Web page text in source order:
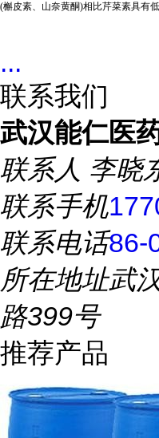
(槲皮素、山奈黄酮)相比芹菜素具有
...
联系我们
武汉能仁医
联系人 李晓
联系手机
联系电话86-
所在地址武
路399号
推荐产品